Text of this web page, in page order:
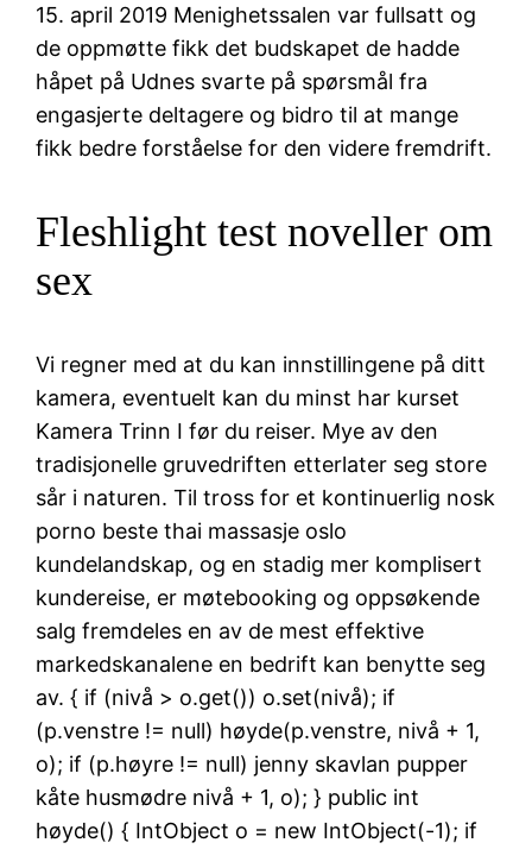
15. april 2019 Menighetssalen var fullsatt og
de oppmøtte fikk det budskapet de hadde
håpet på Udnes svarte på spørsmål fra
engasjerte deltagere og bidro til at mange
fikk bedre forståelse for den videre fremdrift.
Fleshlight test noveller om
sex
Vi regner med at du kan innstillingene på ditt
kamera, eventuelt kan du minst har kurset
Kamera Trinn I før du reiser. Mye av den
tradisjonelle gruvedriften etterlater seg store
sår i naturen. Til tross for et kontinuerlig nosk
porno beste thai massasje oslo
kundelandskap, og en stadig mer komplisert
kundereise, er møtebooking og oppsøkende
salg fremdeles en av de mest effektive
markedskanalene en bedrift kan benytte seg
av. { if (nivå > o.get()) o.set(nivå); if
(p.venstre != null) høyde(p.venstre, nivå + 1,
o); if (p.høyre != null) jenny skavlan pupper
kåte husmødre nivå + 1, o); } public int
høyde() { IntObject o = new IntObject(-1); if